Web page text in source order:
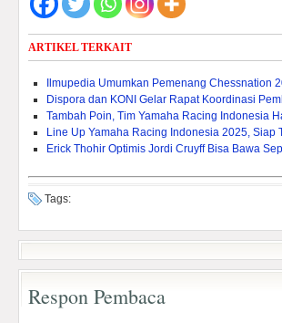
ARTIKEL TERKAIT
Ilmupedia Umumkan Pemenang Chessnation
Dispora dan KONI Gelar Rapat Koordinasi
Tambah Poin, Tim Yamaha Racing Indonesia
Line Up Yamaha Racing Indonesia 2025,
Erick Thohir Optimis Jordi Cruyff Bisa Bawa
Tags:
Respon Pembaca